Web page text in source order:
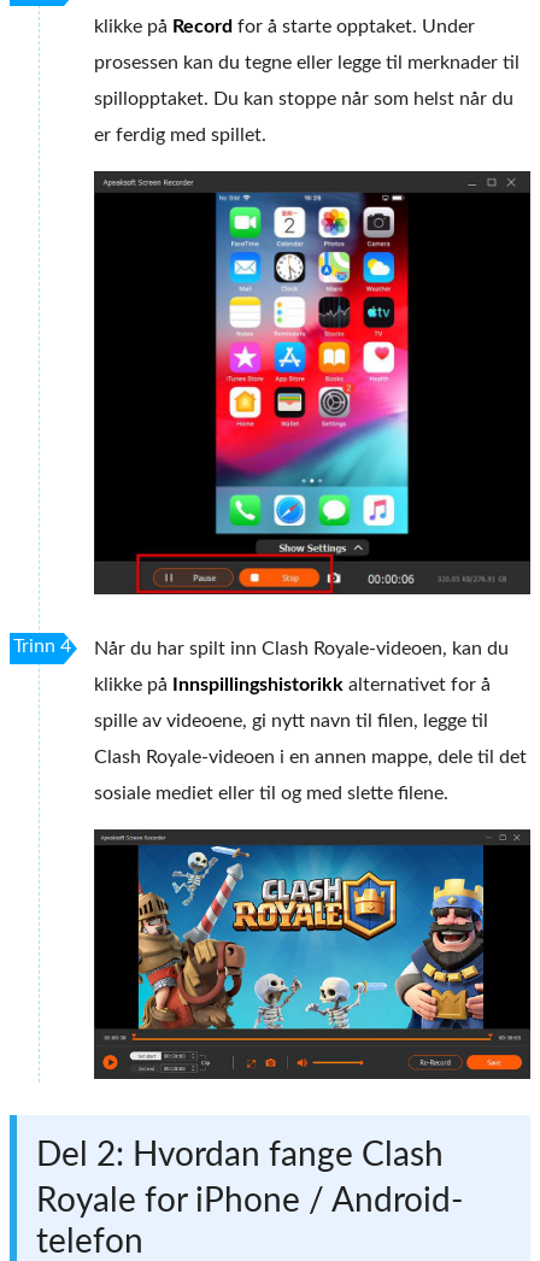
klikke på Record for å starte opptaket. Under
prosessen kan du tegne eller legge til merknader til
spillopptaket. Du kan stoppe når som helst når du
er ferdig med spillet.
Trinn 4
Når du har spilt inn Clash Royale-videoen, kan du
klikke på
Innspillingshistorikk alternativet for å
spille av videoene, gi nytt navn til filen, legge til
Clash Royale-videoen i en annen mappe, dele til det
sosiale mediet eller til og med slette filene.
Del 2: Hvordan fange Clash
Royale for iPhone / Android-
telefon